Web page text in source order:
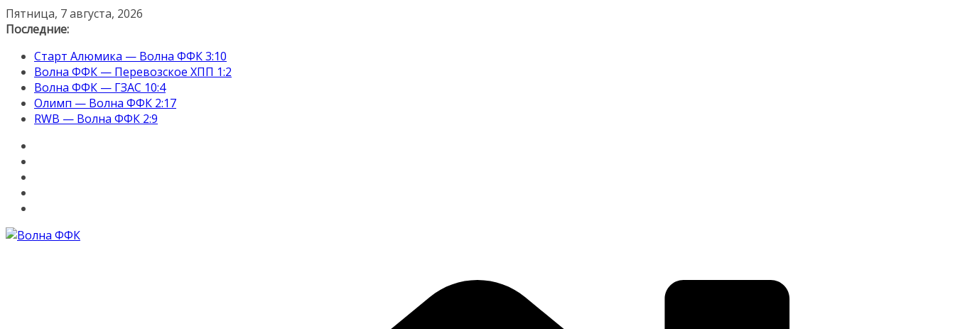
Перейти
к
Пятница, 7 августа, 2026
Последние:
Старт Алюмика — Волна ФФК 3:10
Волна ФФК — Перевозское ХПП 1:2
Волна ФФК — ГЗАС 10:4
Олимп — Волна ФФК 2:17
RWB — Волна ФФК 2:9